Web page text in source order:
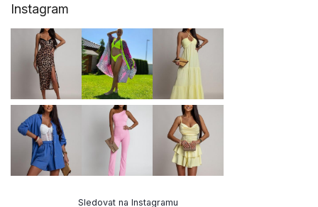
Instagram
Sledovat na Instagramu